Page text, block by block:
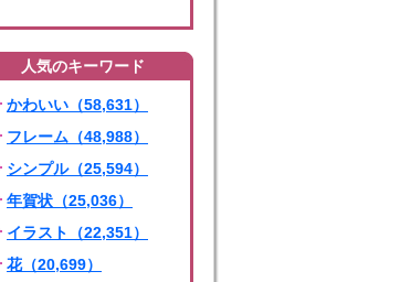
人気のキーワード
かわいい（58,631）
フレーム（48,988）
シンプル（25,594）
年賀状（25,036）
イラスト（22,351）
花（20,699）